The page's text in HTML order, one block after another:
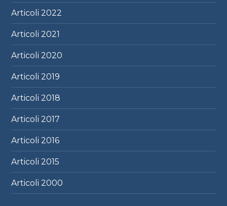
Articoli2022
Articoli2021
Articoli2020
Articoli2019
Articoli2018
Articoli2017
Articoli2016
Articoli2015
Articoli2000